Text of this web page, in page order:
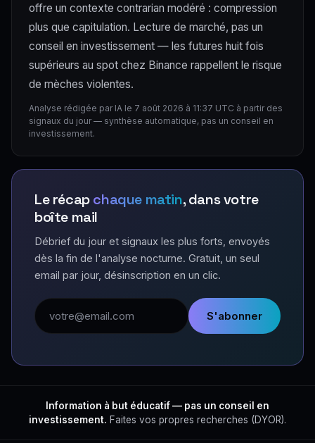
offre un contexte contrarian modéré : compression
plus que capitulation. Lecture de marché, pas un
conseil en investissement — les futures huit fois
supérieurs au spot chez Binance rappellent le risque
de mèches violentes.
Analyse rédigée par IA le 7 août 2026 à 11:37 UTC à partir des
signaux du jour — synthèse automatique, pas un conseil en
investissement.
Le récapchaque matin, dans votre
boîte mail
Débrief du jour et signaux les plus forts, envoyés
dès la fin de l'analyse nocturne. Gratuit, un seul
email par jour, désinscription en un clic.
Adresse email
S'abonner
Information à but éducatif — pas un conseil en
investissement. Faites vos propres recherches (DYOR).